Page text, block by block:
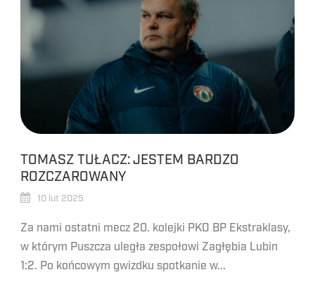
TOMASZ TUŁACZ: JESTEM BARDZO
ROZCZAROWANY
10 lut 2025
Za nami ostatni mecz 20. kolejki PKO BP Ekstraklasy,
w którym Puszcza uległa zespołowi Zagłębia Lubin
1:2. Po końcowym gwizdku spotkanie w...